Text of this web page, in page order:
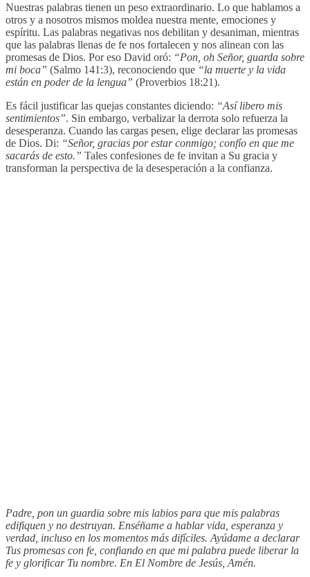
Nuestras palabras tienen un peso extraordinario. Lo que hablamos a
otros y a nosotros mismos moldea nuestra mente, emociones y
espíritu. Las palabras negativas nos debilitan y desaniman, mientras
que las palabras llenas de fe nos fortalecen y nos alinean con las
promesas de Dios. Por eso David oró: “Pon, oh Señor, guarda sobre
mi boca” (Salmo 141:3), reconociendo que “la muerte y la vida
están en poder de la lengua” (Proverbios 18:21).
Es fácil justificar las quejas constantes diciendo: “Así libero mis
sentimientos”. Sin embargo, verbalizar la derrota solo refuerza la
desesperanza. Cuando las cargas pesen, elige declarar las promesas
de Dios. Di: “Señor, gracias por estar conmigo; confío en que me
sacarás de esto.” Tales confesiones de fe invitan a Su gracia y
transforman la perspectiva de la desesperación a la confianza.
Padre, pon un guardia sobre mis labios para que mis palabras
edifiquen y no destruyan. Enséñame a hablar vida, esperanza y
verdad, incluso en los momentos más difíciles. Ayúdame a declarar
Tus promesas con fe, confiando en que mi palabra puede liberar la
fe y glorificar Tu nombre. En El Nombre de Jesús, Amén.